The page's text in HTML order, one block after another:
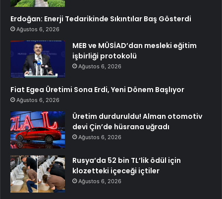
Erdoğan: Enerji Tedarikinde Sıkıntılar Baş Gösterdi
Ağustos 6, 2026
MEB ve MÜSİAD’dan mesleki eğitim
işbirliği protokolü
Ağustos 6, 2026
Fiat Egea Üretimi Sona Erdi, Yeni Dönem Başlıyor
Ağustos 6, 2026
Üretim durduruldu! Alman otomotiv
devi Çin’de hüsrana uğradı
Ağustos 6, 2026
Rusya’da 52 bin TL’lik ödül için
klozetteki içeceği içtiler
Ağustos 6, 2026